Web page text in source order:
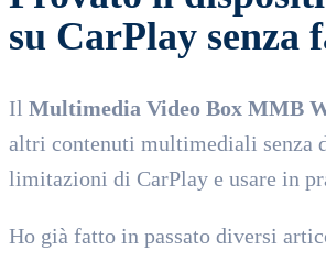
su CarPlay senza
Il Multimedia Video Box MMB
altri contenuti multimediali senza
limitazioni di CarPlay e usare in
Ho già fatto in passato diversi